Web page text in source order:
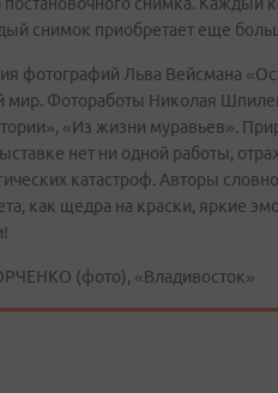
снимок приобретает еще
фотографий Льва Вейсмана
мир. Фотоработы Николая
«Из жизни муравьев».
нет ни одной работы,
катастроф. Авторы
как щедра на краски, яркие
(фото), «Владивосток»